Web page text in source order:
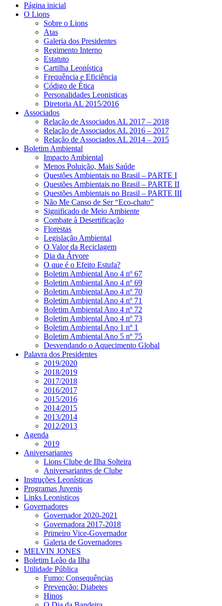
Página inicial
O Lions
Sobre o Lions
Atas
Galeria dos Presidentes
Regimento Interno
Estatuto
Cartilha Leonística
Frequência e Eficiência
Código de Ética
Personalidades Leonisticas
Diretoria AL 2015/2016
Associados
Relação de Associados AL 2017 – 2018
Relação de Associados AL 2016 – 2017
Relação de Associados AL 2014 – 2015
Boletim Ambiental
Impacto Ambiental
Menos Poluição, Mais Saúde
Questões Ambientais no Brasil – PARTE I
Questões Ambientais no Brasil – PARTE II
Questões Ambientais no Brasil – PARTE III
Não Me Canso de Ser “Eco-chato”
Significado de Meio Ambiente
Combate à Desertificação
Florestas
Legislação Ambiental
O Valor da Reciclagem
Dia da Árvore
O que é o Efeito Estufa?
Boletim Ambiental Ano 4 nº 67
Boletim Ambiental Ano 4 nº 69
Boletim Ambiental Ano 4 nº 70
Boletim Ambiental Ano 4 nº 71
Boletim Ambiental Ano 4 nº 72
Boletim Ambiental Ano 4 nº 73
Boletim Ambiental Ano 1 nº 1
Boletim Ambiental Ano 5 nº 75
Desvendando o Aquecimento Global
Palavra dos Presidentes
2019/2020
2018/2019
2017/2018
2016/2017
2015/2016
2014/2015
2013/2014
2012/2013
Agenda
2019
Aniversariantes
Lions Clube de Ilha Solteira
Aniversariantes de Clube
Instruções Leonísticas
Programas Juvenis
Links Leonisticos
Governadores
Governador 2020-2021
Governadora 2017-2018
Primeiro Vice-Governador
Galeria de Governadores
MELVIN JONES
Boletim Leão da Ilha
Utilidade Pública
Fumo: Consequências
Prevenção: Diabetes
Hinos